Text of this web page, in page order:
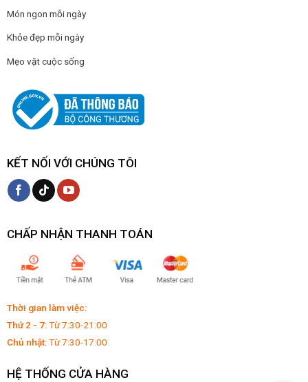
Món ngon mỗi ngày
Khỏe đẹp mỗi ngày
Mẹo vặt cuộc sống
KẾT NỐI VỚI CHÚNG TÔI
CHẤP NHẬN THANH TOÁN
Thời gian làm việc:
Thứ 2 - 7:Từ 7:30-21:00
Chủ nhật:Từ 7:30-17:00
HỆ THỐNG CỬA HÀNG